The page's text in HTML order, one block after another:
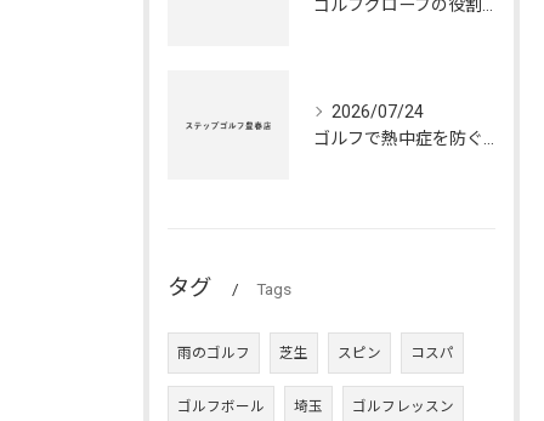
2026/07/24
タグ Tags
雨のゴルフ 芝生 スピン コスパ
ゴルフボール 埼玉 ゴルフレッスン